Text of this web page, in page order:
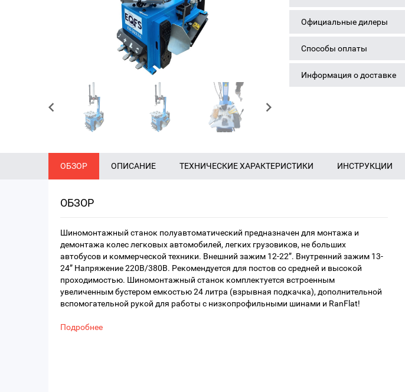
Официальные дилеры
Способы оплаты
Информация о доставке
ОБЗОР ОПИСАНИЕ ТЕХНИЧЕСКИЕ ХАРАКТЕРИСТИКИ ИНСТРУКЦИИ
ОБЗОР
Шиномонтажный станок полуавтоматический предназначен для монтажа и
демонтажа колес легковых автомобилей, легких грузовиков, не больших
автобусов и коммерческой техники. Внешний зажим 12-22”. Внутренний зажим 13-
24” Напряжение 220В/380В. Рекомендуется для постов со средней и высокой
проходимостью. Шиномонтажный станок комплектуется встроенным
увеличенным бустером емкостью 24 литра (взрывная подкачка), дополнительной
вспомогательной рукой для работы с низкопрофильными шинами и RanFlat!
Подробнее